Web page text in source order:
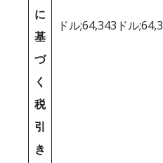
に
基
づ
く
税
引
き
ドル;64,343ドル